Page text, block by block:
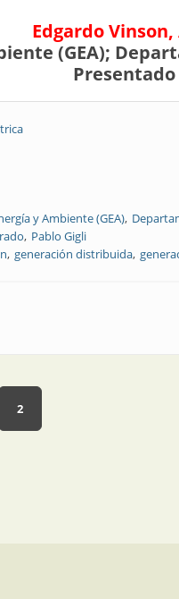
Edgardo
(GEA);
Presentado
y Ambiente (GEA)
Pablo Gigli
generación distribuida
| Estudio de un sistema de
2